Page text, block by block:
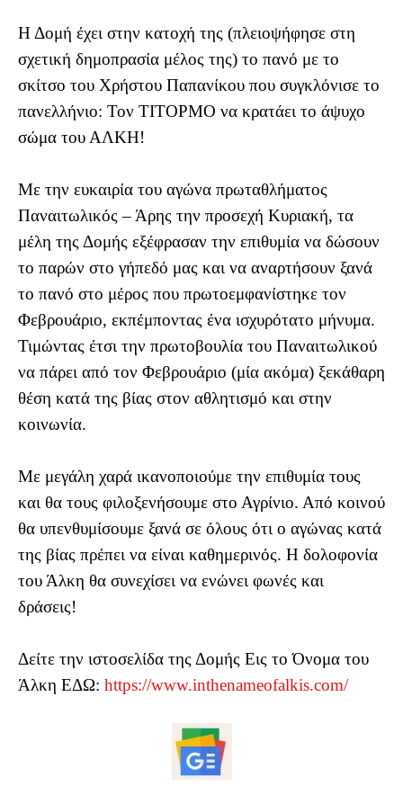
Η Δομή έχει στην κατοχή της (πλειοψήφησε στη
σχετική δημοπρασία μέλος της) το πανό με το
σκίτσο του Χρήστου Παπανίκου που συγκλόνισε το
πανελλήνιο: Τον ΤΙΤΟΡΜΟ να κρατάει το άψυχο
σώμα του ΑΛΚΗ!
Με την ευκαιρία του αγώνα πρωταθλήματος
Παναιτωλικός – Άρης την προσεχή Κυριακή, τα
μέλη της Δομής εξέφρασαν την επιθυμία να δώσουν
το παρών στο γήπεδό μας και να αναρτήσουν ξανά
το πανό στο μέρος που πρωτοεμφανίστηκε τον
Φεβρουάριο, εκπέμποντας ένα ισχυρότατο μήνυμα.
Τιμώντας έτσι την πρωτοβουλία του Παναιτωλικού
να πάρει από τον Φεβρουάριο (μία ακόμα) ξεκάθαρη
θέση κατά της βίας στον αθλητισμό και στην
κοινωνία.
Με μεγάλη χαρά ικανοποιούμε την επιθυμία τους
και θα τους φιλοξενήσουμε στο Αγρίνιο. Από κοινού
θα υπενθυμίσουμε ξανά σε όλους ότι ο αγώνας κατά
της βίας πρέπει να είναι καθημερινός. Η δολοφονία
του Άλκη θα συνεχίσει να ενώνει φωνές και
δράσεις!
Δείτε την ιστοσελίδα της Δομής Εις το Όνομα του
Άλκη ΕΔΩ: https://www.inthenameofalkis.com/